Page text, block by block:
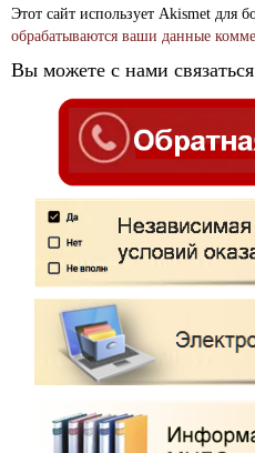
Этот сайт использует Akismet для
обрабатываются ваши данные
Вы можете с нами